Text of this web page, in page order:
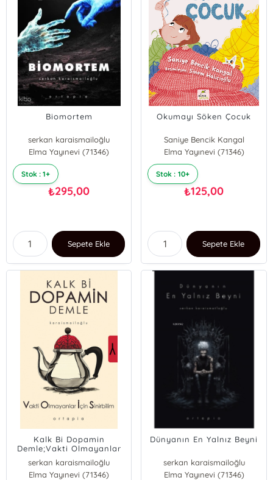
Biomortem
serkan karaismailoğlu
Elma Yayınevi (71346)
Stok : 1+
₺295,00
Sepete Ekle
Okumayı Söken Çocuk
Saniye Bencik Kangal
Elma Yayınevi (71346)
Stok : 10+
₺125,00
Sepete Ekle
Kalk Bi Dopamin
Demle;Vakti Olmayanlar
İçin Sinirbilim (VOİS)
serkan karaismailoğlu
M. Ali Karaismailoğlu
Elma Yayınevi (71346)
Dünyanın En Yalnız Beyni
serkan karaismailoğlu
Elma Yayınevi (71346)